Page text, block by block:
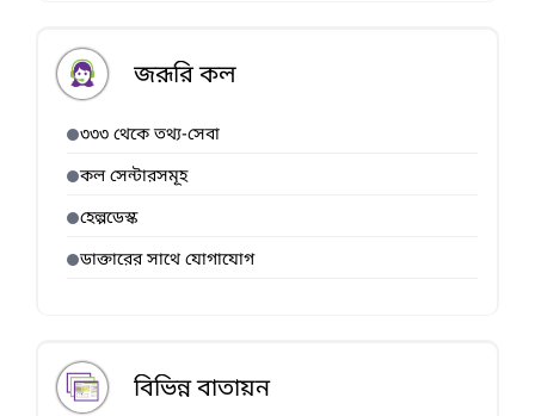
জরূরি কল
৩৩৩ থেকে তথ্য-সেবা
কল সেন্টারসমূহ
হেল্পডেস্ক
ডাক্তারের সাথে যোগাযোগ
বিভিন্ন বাতায়ন